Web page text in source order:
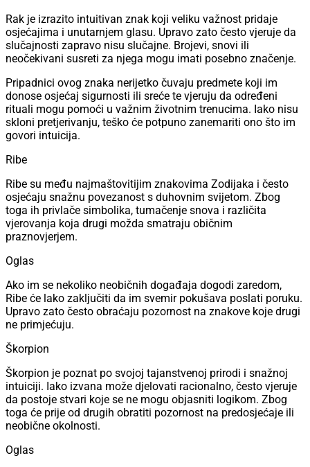
Rak je izrazito intuitivan znak koji veliku važnost pridaje
osjećajima i unutarnjem glasu. Upravo zato često vjeruje da
slučajnosti zapravo nisu slučajne. Brojevi, snovi ili
neočekivani susreti za njega mogu imati posebno značenje.
Pripadnici ovog znaka nerijetko čuvaju predmete koji im
donose osjećaj sigurnosti ili sreće te vjeruju da određeni
rituali mogu pomoći u važnim životnim trenucima. Iako nisu
skloni pretjerivanju, teško će potpuno zanemariti ono što im
govori intuicija.
Ribe
Ribe su među najmaštovitijim znakovima Zodijaka i često
osjećaju snažnu povezanost s duhovnim svijetom. Zbog
toga ih privlače simbolika, tumačenje snova i različita
vjerovanja koja drugi možda smatraju običnim
praznovjerjem.
Oglas
Ako im se nekoliko neobičnih događaja dogodi zaredom,
Ribe će lako zaključiti da im svemir pokušava poslati poruku.
Upravo zato često obraćaju pozornost na znakove koje drugi
ne primjećuju.
Škorpion
Škorpion je poznat po svojoj tajanstvenoj prirodi i snažnoj
intuiciji. Iako izvana može djelovati racionalno, često vjeruje
da postoje stvari koje se ne mogu objasniti logikom. Zbog
toga će prije od drugih obratiti pozornost na predosjećaje ili
neobične okolnosti.
Oglas